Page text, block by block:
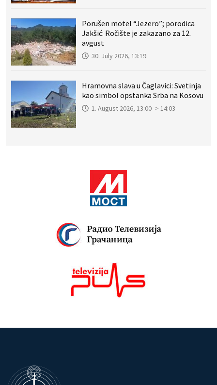
Porušen motel “Jezero”; porodica
Jakšić: Ročište je zakazano za 12.
avgust
30. July 2026, 13:19
Hramovna slava u Čaglavici: Svetinja
kao simbol opstanka Srba na Kosovu
1. August 2026, 13:00 -> 14:03